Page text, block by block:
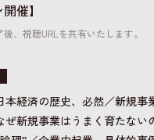
催】
、視聴URLを共有いたします。
本経済の歴史、必然／新規事
ぜ新規事業はうまく育たない